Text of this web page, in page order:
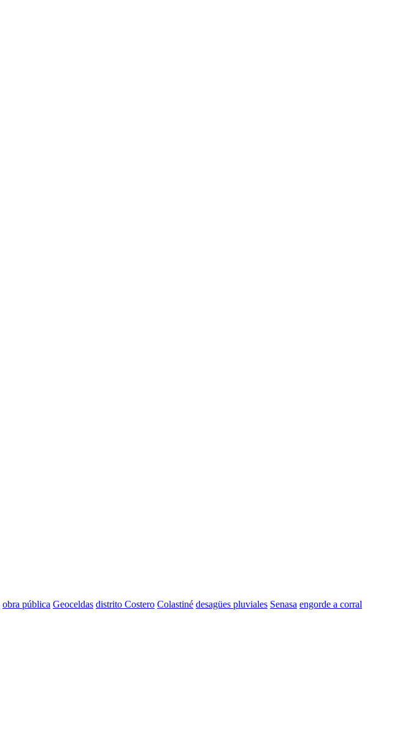
obra pública Geoceldas distrito Costero Colastiné desagües pluviales Senasa engorde a corral